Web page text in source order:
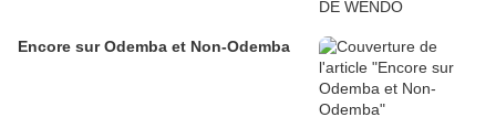
Encore sur Odemba et Non-Odemba